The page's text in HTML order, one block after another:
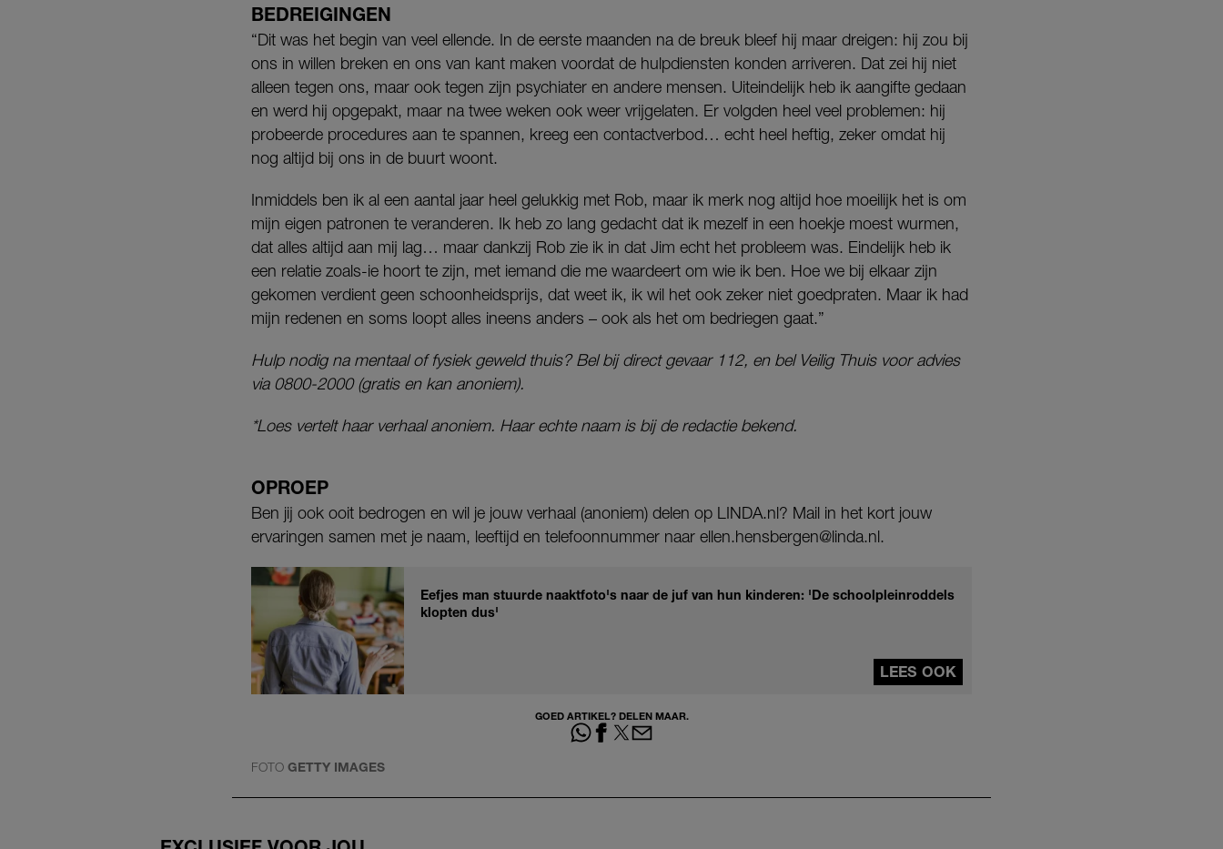
BEDREIGINGEN
“Dit was het begin van veel ellende. In de eerste maanden na de breuk bleef hij maar dreigen: hij zou bij
ons in willen breken en ons van kant maken voordat de hulpdiensten konden arriveren. Dat zei hij niet
alleen tegen ons, maar ook tegen zijn psychiater en andere mensen. Uiteindelijk heb ik aangifte gedaan
en werd hij opgepakt, maar na twee weken ook weer vrijgelaten. Er volgden heel veel problemen: hij
probeerde procedures aan te spannen, kreeg een contactverbod… echt heel heftig, zeker omdat hij
nog altijd bij ons in de buurt woont.
Inmiddels ben ik al een aantal jaar heel gelukkig met Rob, maar ik merk nog altijd hoe moeilijk het is om
mijn eigen patronen te veranderen. Ik heb zo lang gedacht dat ik mezelf in een hoekje moest wurmen,
dat alles altijd aan mij lag… maar dankzij Rob zie ik in dat Jim echt het probleem was. Eindelijk heb ik
een relatie zoals-ie hoort te zijn, met iemand die me waardeert om wie ik ben. Hoe we bij elkaar zijn
gekomen verdient geen schoonheidsprijs, dat weet ik, ik wil het ook zeker niet goedpraten. Maar ik had
mijn redenen en soms loopt alles ineens anders – ook als het om bedriegen gaat.”
Hulp nodig na mentaal of fysiek geweld thuis? Bel bij direct gevaar 112, en bel Veilig Thuis voor advies
via 0800-2000 (gratis en kan anoniem).
*Loes vertelt haar verhaal anoniem. Haar echte naam is bij de redactie bekend.
OPROEP
Ben jij ook ooit bedrogen en wil je jouw verhaal (anoniem) delen op LINDA.nl? Mail in het kort jouw
ervaringen samen met je naam, leeftijd en telefoonnummer naar ellen.hensbergen@linda.nl.
Eefjes man stuurde naaktfoto's naar de juf van hun kinderen: 'De schoolpleinroddels
klopten dus'
LEES OOK
GOED ARTIKEL? DELEN MAAR.
FOTO GETTY IMAGES